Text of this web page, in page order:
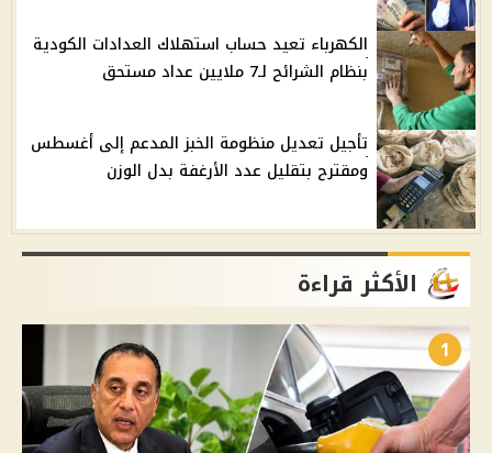
الكهرباء تعيد حساب استهلاك العدادات الكودية
بنظام الشرائح لـ7 ملايين عداد مستحق
تأجيل تعديل منظومة الخبز المدعم إلى أغسطس
ومقترح بتقليل عدد الأرغفة بدل الوزن
الأكثر قراءة
1